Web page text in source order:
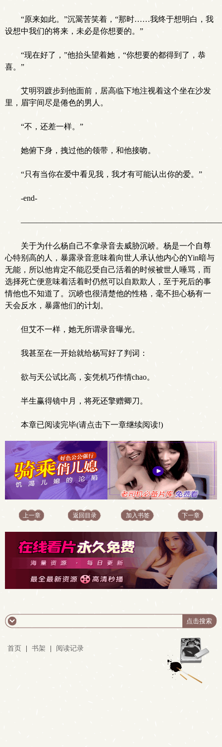
“原来如此。”沉翯苦笑着，“那时……我终于想明白，我
设想中我们的将来，未必是你想要的。”
“现在好了，”他抬头望着她，“你想要的都得到了，恭
喜。”
艾明羽踱步到他面前，居高临下地注视着这个坐在沙发
里，眉宇间尽是倦色的男人。
“不，还差一样。”
她俯下身，拽过他的领带，和他接吻。
“只有当你在爱中看见我，我才有可能认出你的爱。”
-end-
关于为什么杨自己不拿录音去威胁沉峤。杨是一个自尊
心特别高的人，暴露录音意味着向世人承认他内心的Yin暗与
无能，所以他肯定不能忍受自己活着的时候被世人唾骂，而
选择死亡便意味着活着时仍然可以自欺欺人，至于死后的事
情他也不知道了。沉峤也很清楚他的性格，毫不担心杨有一
天会反水，暴露他们的计划。
但艾不一样，她无所谓录音曝光。
我甚至在一开始就给杨写好了判词：
欲与天公试比高，妄凭机巧作情chao。
半生赢得镜中月，将死还擎赠卿刀。
本章已阅读完毕(请点击下一章继续阅读!)
上一章 返回目录 加入书签 下一章
首页 书架 阅读记录